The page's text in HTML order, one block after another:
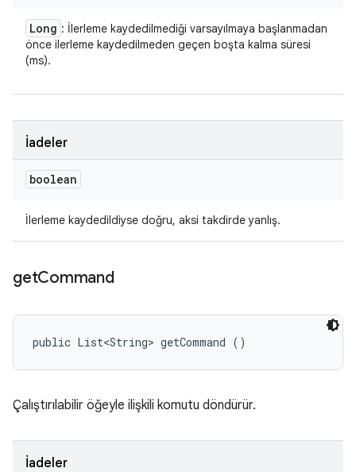
Long : İlerleme kaydedilmediği varsayılmaya başlanmadan
önce ilerleme kaydedilmeden geçen boşta kalma süresi
(ms).
İadeler
boolean
İlerleme kaydedildiyse doğru, aksi takdirde yanlış.
getCommand
public List<String> getCommand ()
Çalıştırılabilir öğeyle ilişkili komutu döndürür.
İadeler